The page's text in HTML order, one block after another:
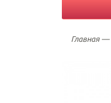
Главная—